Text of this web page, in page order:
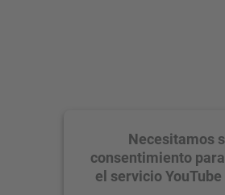
Necesitamos
consentimiento
el servicio